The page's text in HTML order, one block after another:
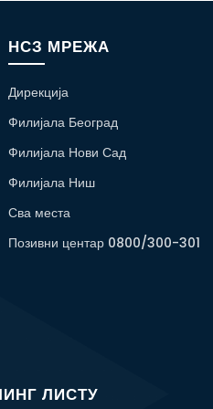
НСЗ МРЕЖА
Дирекција
Филијала Београд
Филијала Нови Сад
Филијала Ниш
Сва места
Позивни центар 0800/300-301
ЛИСТУ